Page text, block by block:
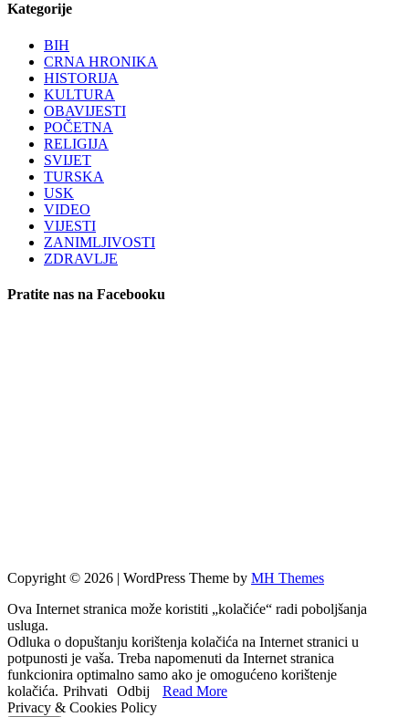
Kategorije
BIH
CRNA HRONIKA
HISTORIJA
KULTURA
OBAVIJESTI
POČETNA
RELIGIJA
SVIJET
TURSKA
USK
VIDEO
VIJESTI
ZANIMLJIVOSTI
ZDRAVLJE
Pratite nas na Facebooku
Copyright © 2026 | WordPress Theme by MH Themes
Ova Internet stranica može koristiti „kolačiće“ radi poboljšanja
usluga.
Odluka o dopuštanju korištenja kolačića na Internet stranici u
potpunosti je vaša. Treba napomenuti da Internet stranica
funkcionira optimalno samo ako je omogućeno korištenje
kolačića. Prihvati Odbij
Read More
Privacy & Cookies Policy